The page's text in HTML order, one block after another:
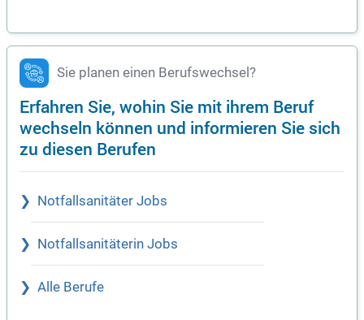
Sie planen einen Berufswechsel?
Erfahren Sie, wohin Sie mit ihrem Beruf
wechseln können und informieren Sie sich
zu diesen Berufen
Notfallsanitäter Jobs
Notfallsanitäterin Jobs
Alle Berufe